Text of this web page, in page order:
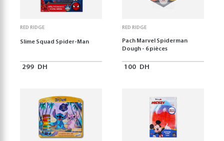
RED RIDGE
Slime Squad Spider-Man
299 DH
RED RIDGE
Pach Marvel Spiderman
Dough - 6 pièces
100 DH